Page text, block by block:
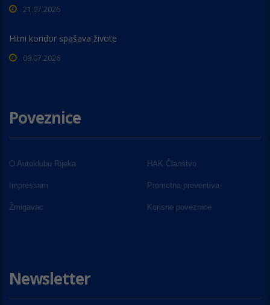
21.07.2026
Hitni koridor spašava živote
09.07.2026
Poveznice
O Autoklubu Rijeka HAK Članstvo
Impressum Prometna preventiva
Žmigavac Korisne poveznice
Newsletter